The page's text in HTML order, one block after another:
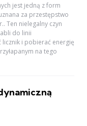
jest jedną z form
za przestępstwo
Ten nielegalny czyn
do linii
licznik i pobierać energię
na tego